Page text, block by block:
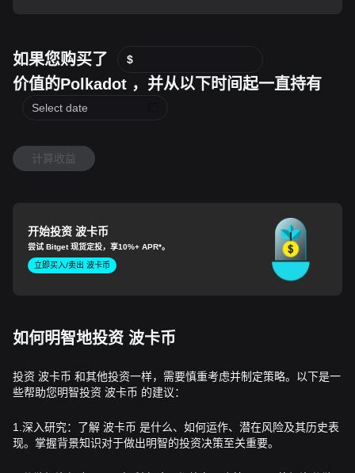
如果您购买了 $
价值的Polkadot ，并从以下时间起一直持有
计算收益
开始投资 波卡币
尝试 Bitget 现货定投，享10%+ APR*。
立即买入/卖出 波卡币
如何明智地投资 波卡币
投资 波卡币 和其他投资一样，需要慎重考虑并制定策略。以下是一
些帮助您明智投资 波卡币 的建议：
1.深入研究：了解 波卡币 是什么、如何运作、潜在风险及其历史表
现。掌握背景知识对于做出明智的投资决策至关重要。